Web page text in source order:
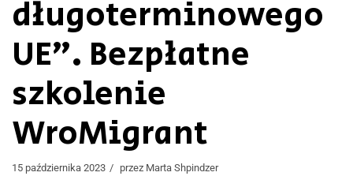
długoterminowego
UE”. Bezpłatne
szkolenie
WroMigrant
15 października 2023 przez Marta Shpindzer